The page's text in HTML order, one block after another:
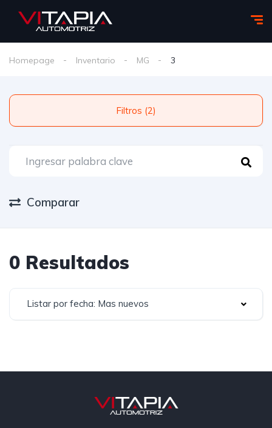
Homepage Inventario MG 3
Filtros (2)
Comparar
0 Resultados
Listar por fecha: Mas nuevos